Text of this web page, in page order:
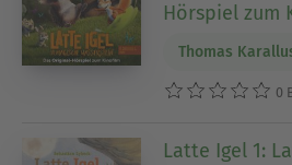
Hörspiel zum
Thomas
0
Latte Igel 1: